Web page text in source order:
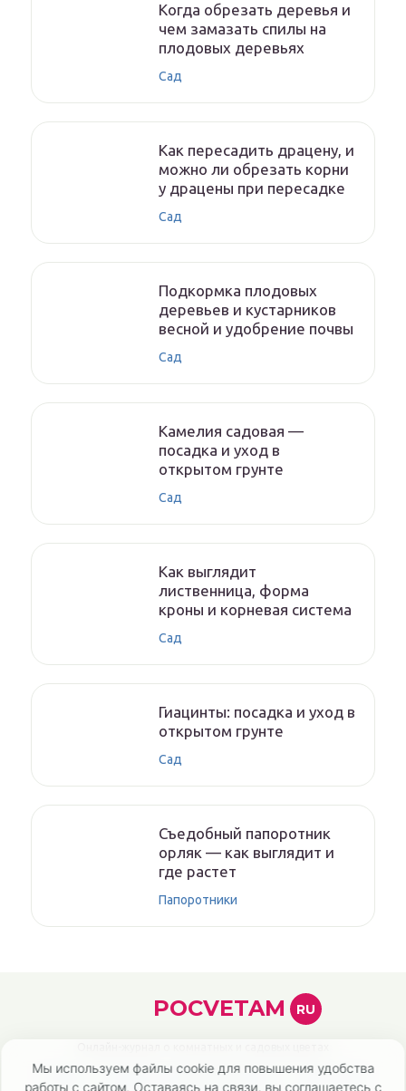
Когда обрезать деревья и
чем замазать спилы на
плодовых деревьях
Сад
Как пересадить драцену, и
можно ли обрезать корни
у драцены при пересадке
Сад
Подкормка плодовых
деревьев и кустарников
весной и удобрение почвы
Сад
Камелия садовая —
посадка и уход в
открытом грунте
Сад
Как выглядит
лиственница, форма
кроны и корневая система
Сад
Гиацинты: посадка и уход в
открытом грунте
Сад
Съедобный папоротник
орляк — как выглядит и
где растет
Папоротники
Мы используем файлы cookie для повышения удобства
работы с сайтом. Оставаясь на связи, вы соглашаетесь с
POCVETAM RU
Политика конфиденциальности Карта сайта